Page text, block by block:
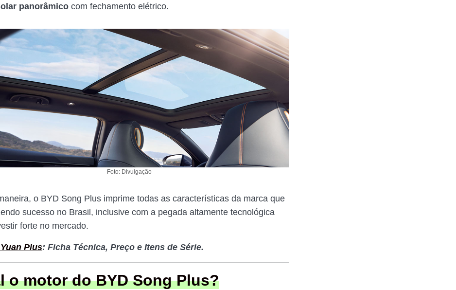
panorâmico com fechamento elétrico.
Foto: Divulgação
o BYD Song Plus imprime todas as características da marca que
sucesso no Brasil, inclusive com a pegada altamente tecnológica
forte no mercado.
Plus: Ficha Técnica, Preço e Itens de Série.
o motor do BYD Song Plus?